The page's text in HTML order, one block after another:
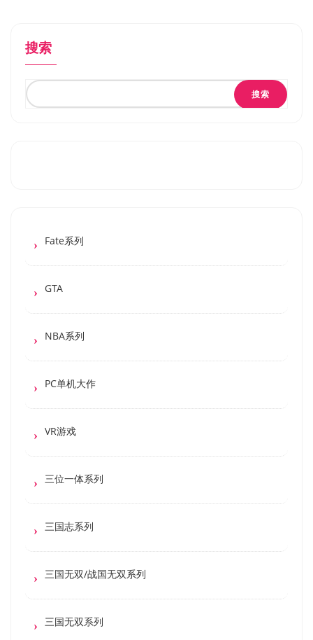
搜索
搜索
Fate系列
GTA
NBA系列
PC单机大作
VR游戏
三位一体系列
三国志系列
三国无双/战国无双系列
三国无双系列